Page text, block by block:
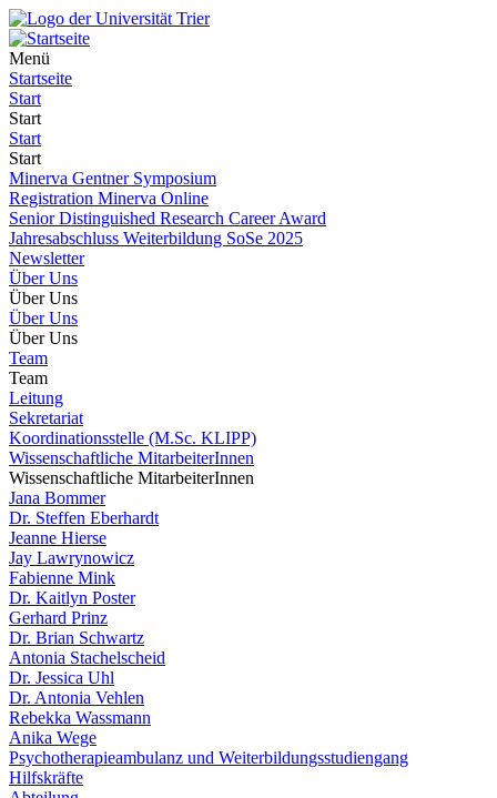
Menü
Startseite
Start
Start
Start
Start
Minerva Gentner Symposium
Registration Minerva Online
Senior Distinguished Research Career Award
Jahresabschluss Weiterbildung SoSe 2025
Newsletter
Über Uns
Über Uns
Über Uns
Über Uns
Team
Team
Leitung
Sekretariat
Koordinationsstelle (M.Sc. KLIPP)
Wissenschaftliche MitarbeiterInnen
Wissenschaftliche MitarbeiterInnen
Jana Bommer
Dr. Steffen Eberhardt
Jeanne Hierse
Jay Lawrynowicz
Fabienne Mink
Dr. Kaitlyn Poster
Gerhard Prinz
Dr. Brian Schwartz
Antonia Stachelscheid
Dr. Jessica Uhl
Dr. Antonia Vehlen
Rebekka Wassmann
Anika Wege
Psychotherapieambulanz und Weiterbildungsstudiengang
Hilfskräfte